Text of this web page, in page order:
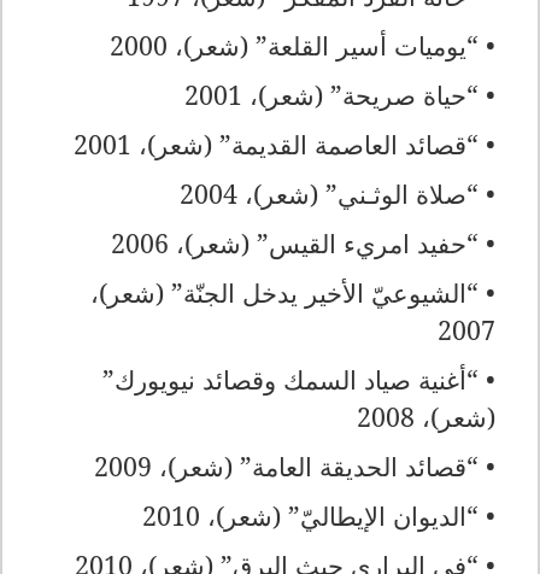
• “يوميات أسير القلعة” (شعر)، 2000
• “حياة صريحة” (شعر)، 2001
• “قصائد العاصمة القديمة” (شعر)، 2001
• “صلاة الوثـني” (شعر)، 2004
• “حفيد امريء القيس” (شعر)، 2006
• “الشيوعيّ الأخير يدخل الجنّة” (شعر)،
2007
• “أغنية صياد السمك وقصائد نيويورك”
(شعر)، 2008
• “قصائد الحديقة العامة” (شعر)، 2009
• “الديوان الإيطاليّ” (شعر)، 2010
• “في البراري حيث البرق” (شعر)، 2010